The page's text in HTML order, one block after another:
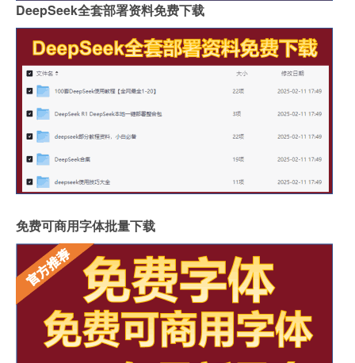
DeepSeek全套部署资料免费下载
免费可商用字体批量下载